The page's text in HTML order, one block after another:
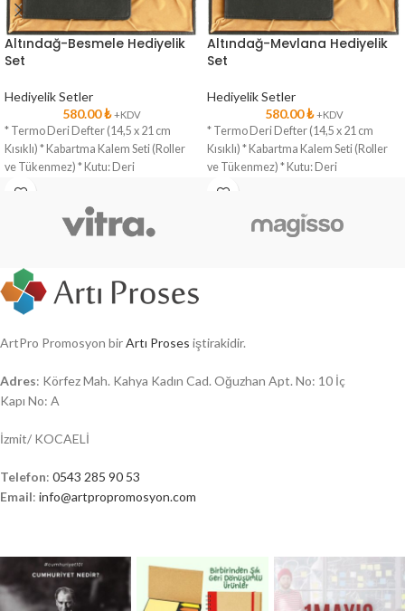
Altındağ-Besmele Hediyelik
Set
Hediyelik Setler
580.00₺ +KDV
* Termo Deri Defter (14,5 x 21 cm
Kısıklı) * Kabartma Kalem Seti (Roller
ve Tükenmez) * Kutu: Deri
Altındağ-Mevlana Hediyelik
Set
Hediyelik Setler
580.00₺ +KDV
* Termo Deri Defter (14,5 x 21 cm
Kısıklı) * Kabartma Kalem Seti (Roller
ve Tükenmez) * Kutu: Deri
ArtPro Promosyon birArtı Proses iştirakidir.
Adres: Körfez Mah. Kahya Kadın Cad. Oğuzhan Apt. No: 10 İç
Kapı No: A
İzmit/ KOCAELİ
Telefon: 0543 285 90 53
Email: info@artpropromosyon.com